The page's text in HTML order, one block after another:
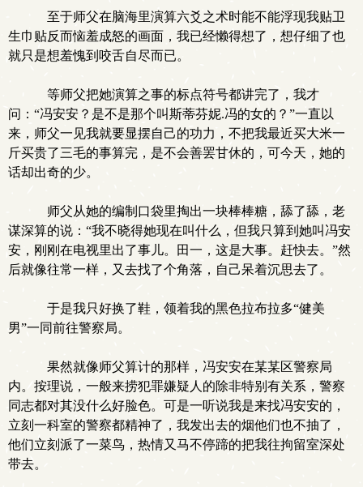
至于师父在脑海里演算六爻之术时能不能浮现我贴卫
生巾贴反而恼羞成怒的画面，我已经懒得想了，想仔细了也
就只是想羞愧到咬舌自尽而已。
等师父把她演算之事的标点符号都讲完了，我才
问：“冯安安？是不是那个叫斯蒂芬妮.冯的女的？”一直以
来，师父一见我就要显摆自己的功力，不把我最近买大米一
斤买贵了三毛的事算完，是不会善罢甘休的，可今天，她的
话却出奇的少。
师父从她的编制口袋里掏出一块棒棒糖，舔了舔，老
谋深算的说：“我不晓得她现在叫什么，但我只算到她叫冯安
安，刚刚在电视里出了事儿。田一，这是大事。赶快去。”然
后就像往常一样，又去找了个角落，自己呆着沉思去了。
于是我只好换了鞋，领着我的黑色拉布拉多“健美
男”一同前往警察局。
果然就像师父算计的那样，冯安安在某某区警察局
内。按理说，一般来捞犯罪嫌疑人的除非特别有关系，警察
同志都对其没什么好脸色。可是一听说我是来找冯安安的，
立刻一科室的警察都精神了，我发出去的烟他们也不抽了，
他们立刻派了一菜鸟，热情又马不停蹄的把我往拘留室深处
带去。